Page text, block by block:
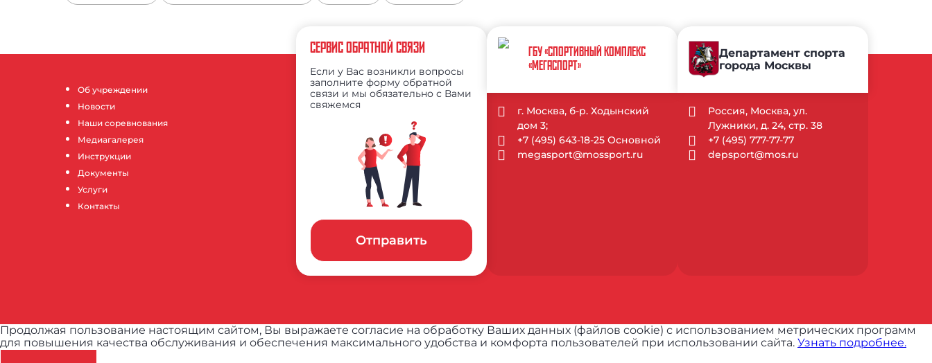
Об учреждении
Новости
Наши соревнования
Медиагалерея
Инструкции
Документы
Услуги
Контакты
СЕРВИС ОБРАТНОЙ СВЯЗИ
Если у Вас возникли вопросы
заполните форму обратной
связи и мы обязательно с Вами
свяжемся
Отправить
ГБУ «СПОРТИВНЫЙ КОМПЛЕКС
«МЕГАСПОРТ»
г. Москва, б-р. Ходынский
дом 3;
+7 (495) 643-18-25 Основной
megasport@mossport.ru
Департамент спорта
города Москвы
Россия, Москва, ул.
Лужники, д. 24, стр. 38
+7 (495) 777-77-77
depsport@mos.ru
Продолжая пользование настоящим сайтом, Вы выражаете согласие на обработку Ваших данных (файлов cookie) с использованием метрических программ
для повышения качества обслуживания и обеспечения максимального удобства и комфорта пользователей при использовании сайта. Узнать подробнее.